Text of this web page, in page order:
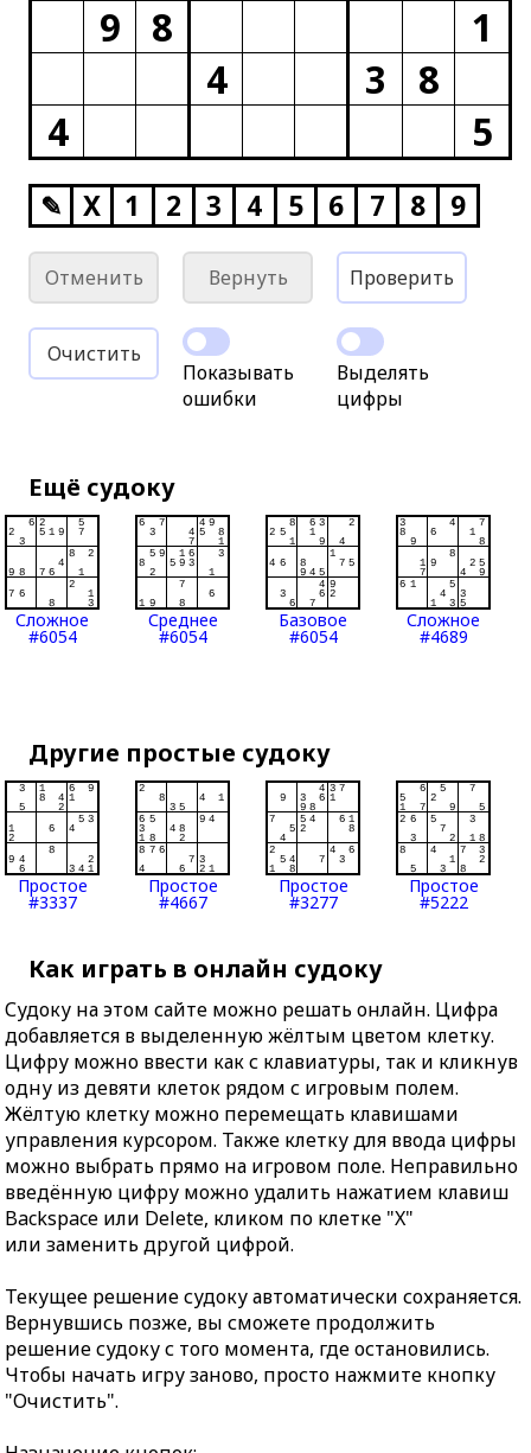
9
8
1
4
3
8
4
5
✎ X 1 2 3 4 5 6 7 8 9
Отменить Вернуть Проверить
Очистить
Показывать
ошибки
Выделять
цифры
Ещё судоку
Сложное
#6054
Среднее
#6054
Базовое
#6054
Сложное
#4689
Другие простые судоку
Простое
#3337
Простое
#4667
Простое
#3277
Простое
#5222
Как играть в онлайн судоку
Судоку на этом сайте можно решать онлайн. Цифра
добавляется в выделенную жёлтым цветом клетку.
Цифру можно ввести как с клавиатуры, так и кликнув
одну из девяти клеток рядом с игровым полем.
Жёлтую клетку можно перемещать клавишами
управления курсором. Также клетку для ввода цифры
можно выбрать прямо на игровом поле. Неправильно
введённую цифру можно удалить нажатием клавиш
Backspace или Delete, кликом по клетке "X"
или заменить другой цифрой.
Текущее решение судоку автоматически сохраняется.
Вернувшись позже, вы сможете продолжить
решение судоку с того момента, где остановились.
Чтобы начать игру заново, просто нажмите кнопку
"Очистить".